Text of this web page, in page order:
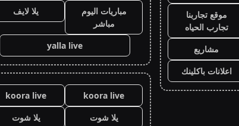
موقع تجاربنا
تجارب الحياه
مشاريع
اعلانات باكلينك
مباريات اليوم
مباشر
يلا لايف
yalla live
koora live
koora live
يلا شوت
يلا شوت